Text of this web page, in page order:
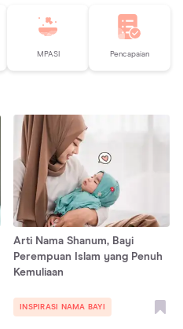
MPASI Pencapaian
Arti Nama Shanum, Bayi
Perempuan Islam yang Penuh
Kemuliaan
INSPIRASI NAMA BAYI